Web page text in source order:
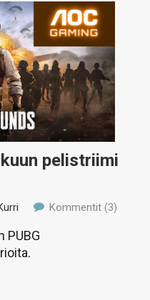
pelistriimi
Kommentit (3)
PUBG